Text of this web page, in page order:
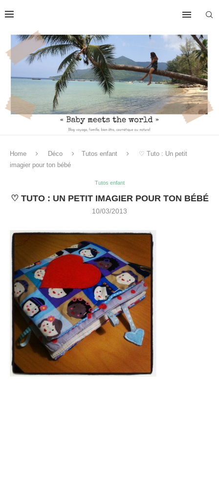
Home Déco Tutos enfant
♡ Tuto : Un petit
imagier pour ton bébé
Tutos enfant
♡ TUTO : UN PETIT IMAGIER POUR TON BÉBÉ
10/03/2013